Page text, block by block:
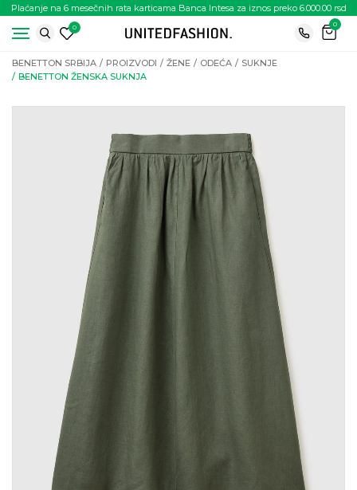
Plaćanje na 6 mesečnih rata karticama Banca Intesa za iznos preko 6.000.00 rsd
0
0
BENETTON SRBIJA PROIZVODI ŽENE ODEĆA
SUKNJE
BENETTON ŽENSKA SUKNJA